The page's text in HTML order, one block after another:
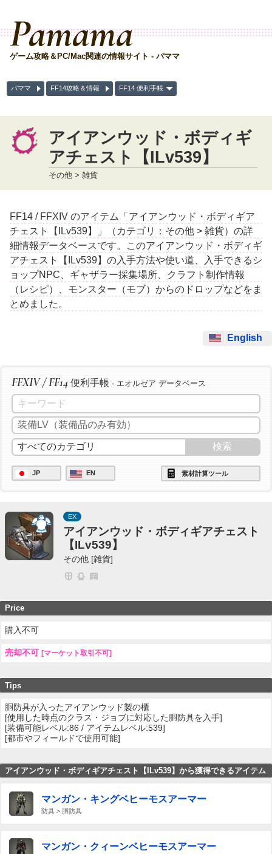
Pamama
ゲーム攻略＆PC/Mac関連の情報サイト - パママ
パママ FF14攻略＆情報 FF14 便利手帳
アイアンウッド・ボディギ
アチェスト【ILv539】
その他 > 雑貨
FF14 / FFXIV のアイテム「アイアンウッド・ボディギア
チェスト【ILv539】」（カテゴリ：その他 > 雑貨）の詳
細情報データベースです。このアイアンウッド・ボディギ
アチェスト【ILv539】の入手方法や使い道、入手できるシ
ョップNPC、ギャザラー採集場所、クラフト制作情報
（レシピ）、モンスター（モブ）からのドロップなどをま
とめました。
English
FFXIV / FF14 便利手帳 - エオルゼア データベース
JP EN 素材計算ツール
EX
アイアンウッド・ボディギアチェスト
【ILv539】
その他 [雑貨]
Price
購入不可
売却不可 [マーケット取引不可]
Tips
胴防具が入ったアイアンウッド製の櫃
[使用した時点のクラス・ジョブに対応した胴防具を入手]
[装備可能レベル:86 / アイテムレベル:539]
[都市やフィールドで使用可能]
アイアンウッド・ボディギアチェスト【ILv539】から獲得できるアイテム
マンガン・キングベヒーモスアーマー
防具 > 胴防具
マンガン・クィーンベヒーモスアーマー